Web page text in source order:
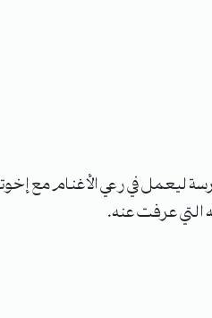
ليعمل في رعي الأغنام مع
التي عرفت عنه.